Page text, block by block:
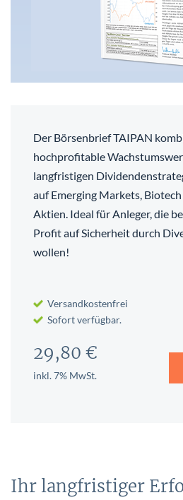
Der Börsenbrief TAIPAN
hochprofitable
langfristigen
auf Emerging Markets,
Aktien. Ideal für Anleger, die
Profit auf Sicherheit durch
wollen!
Versandkostenfrei
Sofort verfügbar.
29,80 €
inkl. 7% MwSt.
Ihr langfristiger